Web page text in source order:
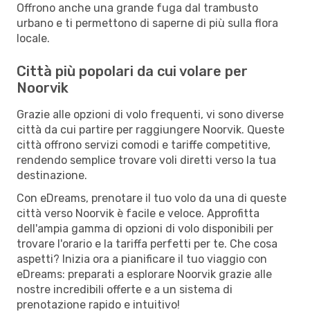
Offrono anche una grande fuga dal trambusto
urbano e ti permettono di saperne di più sulla flora
locale.
Città più popolari da cui volare per
Noorvik
Grazie alle opzioni di volo frequenti, vi sono diverse
città da cui partire per raggiungere Noorvik. Queste
città offrono servizi comodi e tariffe competitive,
rendendo semplice trovare voli diretti verso la tua
destinazione.
Con eDreams, prenotare il tuo volo da una di queste
città verso Noorvik è facile e veloce. Approfitta
dell'ampia gamma di opzioni di volo disponibili per
trovare l'orario e la tariffa perfetti per te. Che cosa
aspetti? Inizia ora a pianificare il tuo viaggio con
eDreams: preparati a esplorare Noorvik grazie alle
nostre incredibili offerte e a un sistema di
prenotazione rapido e intuitivo!